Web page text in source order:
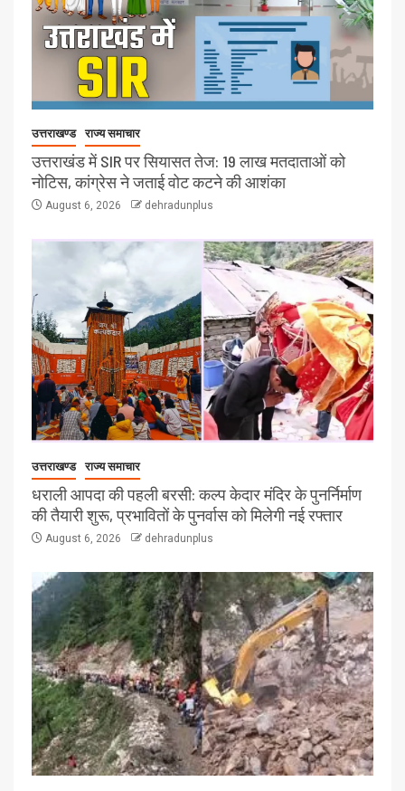
उत्तराखण्ड राज्य समाचार
उत्तराखंड में SIR पर सियासत तेज: 19 लाख मतदाताओं को
नोटिस, कांग्रेस ने जताई वोट कटने की आशंका
August 6, 2026 dehradunplus
उत्तराखण्ड राज्य समाचार
धराली आपदा की पहली बरसी: कल्प केदार मंदिर के पुनर्निर्माण
की तैयारी शुरू, प्रभावितों के पुनर्वास को मिलेगी नई रफ्तार
August 6, 2026 dehradunplus